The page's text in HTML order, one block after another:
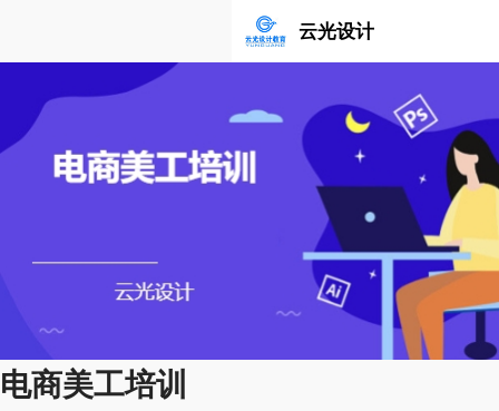
云光设计
电商美工培训